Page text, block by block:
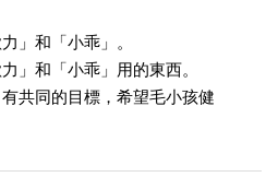
」和「小乖」。
」和「小乖」用的東西。
共同的目標，希望毛小孩健